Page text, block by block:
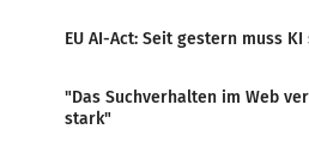
EU AI-Act: Seit gestern muss
"Das Suchverhalten im Web
stark"